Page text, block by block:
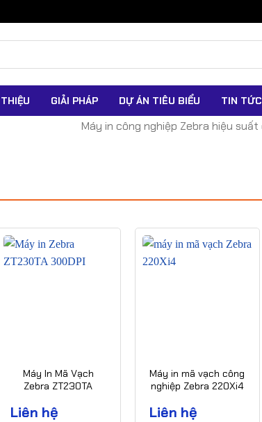
GIẢI PHÁP DỰ ÁN TIÊU BIỂU TIN TỨC
Máy In Mã Vạch
Zebra ZT230TA
Liên hệ
Máy in mã vạch công
nghiệp Zebra 220Xi4
Liên hệ